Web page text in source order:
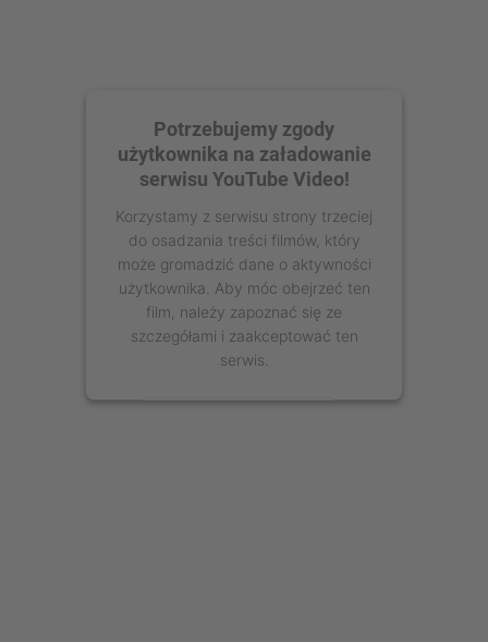
Potrzebujemy zgody
użytkownika na załadowanie
serwisu YouTube Video!
Korzystamy z serwisu strony trzeciej
do osadzania treści filmów, który
może gromadzić dane o aktywności
użytkownika. Aby móc obejrzeć ten
film, należy zapoznać się ze
szczegółami i zaakceptować ten
serwis.